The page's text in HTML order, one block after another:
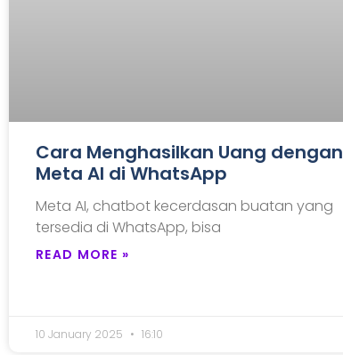
Cara Menghasilkan Uang dengan
Meta AI di WhatsApp
Meta AI, chatbot kecerdasan buatan yang
tersedia di WhatsApp, bisa
READ MORE »
10 January 2025 16:10